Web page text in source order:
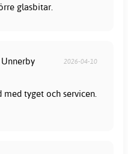
glasbitar.
2026-04-10
tyget och servicen.